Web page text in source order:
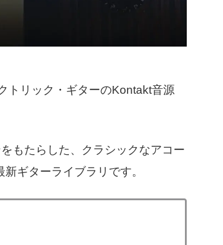
トリック・ギターのKontakt音源
もたらした、クラシックなアコー
ギターライブラリです。